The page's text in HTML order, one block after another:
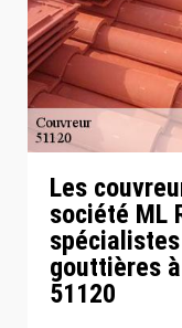
Les
société ML
gouttières
51120